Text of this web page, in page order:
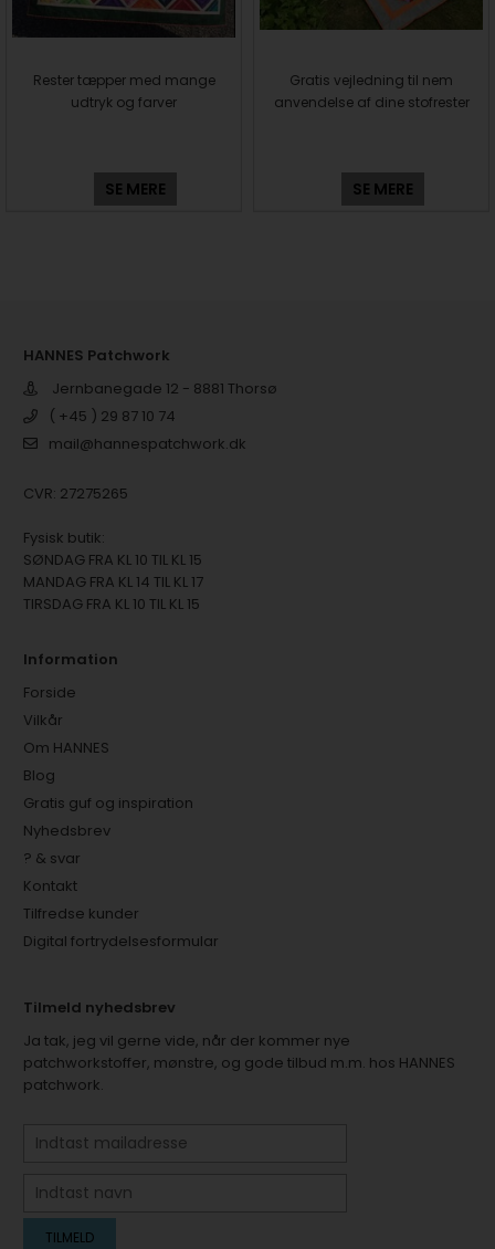
Rester tæpper med mange
udtryk og farver
SE MERE
Gratis vejledning til nem
anvendelse af dine stofrester
SE MERE
HANNES Patchwork
Jernbanegade 12 - 8881 Thorsø
( +45 ) 29 87 10 74
mail@hannespatchwork.dk
CVR: 27275265
Fysisk butik:
SØNDAG FRA KL 10 TIL KL 15
MANDAG FRA KL 14 TIL KL 17
TIRSDAG FRA KL 10 TIL KL 15
Information
Forside
Vilkår
Om HANNES
Blog
Gratis guf og inspiration
Nyhedsbrev
? & svar
Kontakt
Tilfredse kunder
Digital fortrydelsesformular
Tilmeld nyhedsbrev
Ja tak, jeg vil gerne vide, når der kommer nye
patchworkstoffer, mønstre, og gode tilbud m.m. hos HANNES
patchwork.